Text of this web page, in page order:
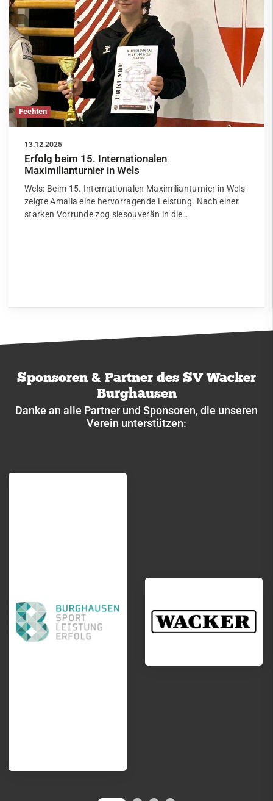
Fechten
13.12.2025
Erfolg beim 15. Internationalen
Maximilianturnier in Wels
Wels: Beim 15. Internationalen Maximilianturnier in Wels
zeigte Amalia eine hervorragende Leistung. Nach einer
starken Vorrunde zog siesouverän in die…
Sponsoren & Partner des SV Wacker
Burghausen
Danke an alle Partner und Sponsoren, die unseren
Verein unterstützen: